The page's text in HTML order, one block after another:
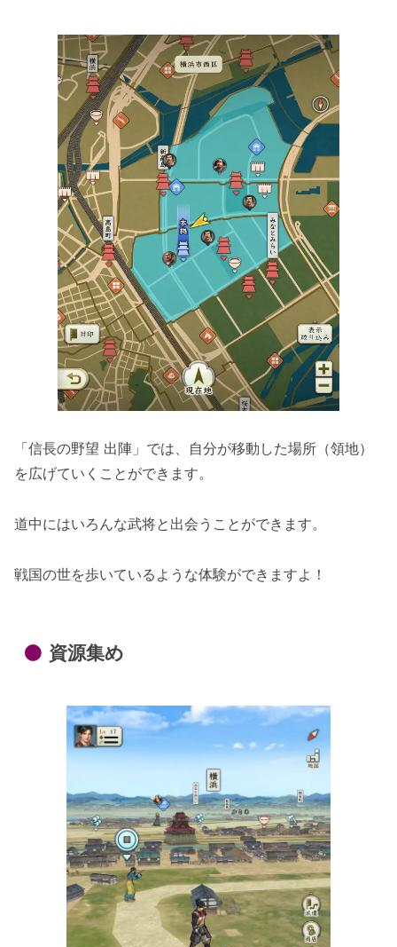
「信長の野望 出陣」では、自分が移動した場所（領地）
を広げていくことができます。
道中にはいろんな武将と出会うことができます。
戦国の世を歩いているような体験ができますよ！
資源集め